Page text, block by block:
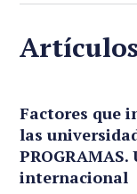
Factores que
las
internacional